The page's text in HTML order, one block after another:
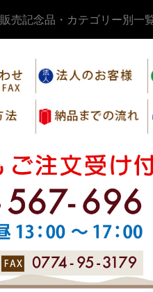
販売記念品・カテゴリー別一